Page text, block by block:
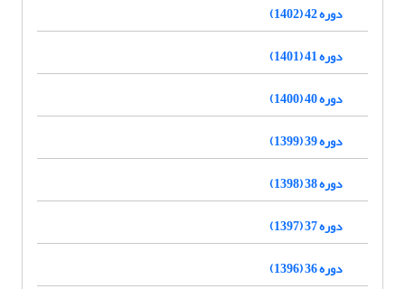
دوره 42 (1402)
دوره 41 (1401)
دوره 40 (1400)
دوره 39 (1399)
دوره 38 (1398)
دوره 37 (1397)
دوره 36 (1396)